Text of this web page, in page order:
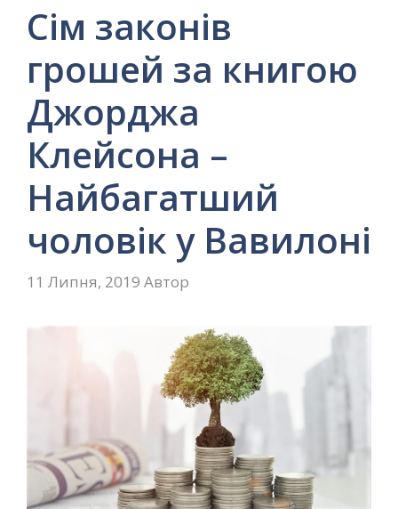
Сім законів
грошей за книгою
Джорджа
Клейсона –
Найбагатший
чоловік у Вавилоні
11 Липня, 2019 Автор